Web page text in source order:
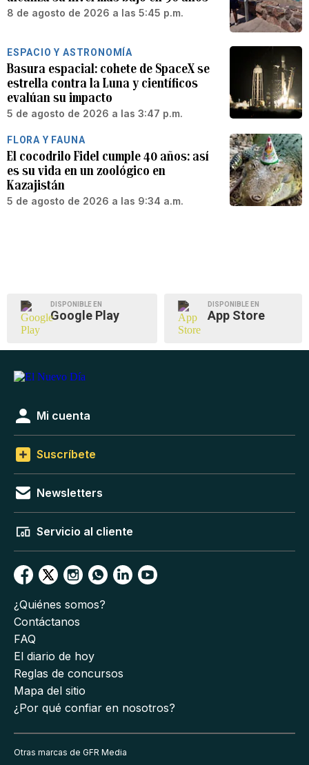
8 de agosto de 2026 a las 5:45 p.m.
ESPACIO Y ASTRONOMÍA
Basura espacial: cohete de SpaceX se
estrella contra la Luna y científicos
evalúan su impacto
5 de agosto de 2026 a las 3:47 p.m.
FLORA Y FAUNA
El cocodrilo Fidel cumple 40 años: así
es su vida en un zoológico en
Kazajistán
5 de agosto de 2026 a las 9:34 a.m.
DISPONIBLE EN
Google Play
DISPONIBLE EN
App Store
Mi cuenta
Suscríbete
Newsletters
Servicio al cliente
¿Quiénes somos?
Contáctanos
FAQ
El diario de hoy
Reglas de concursos
Mapa del sitio
¿Por qué confiar en nosotros?
Otras marcas de GFR Media